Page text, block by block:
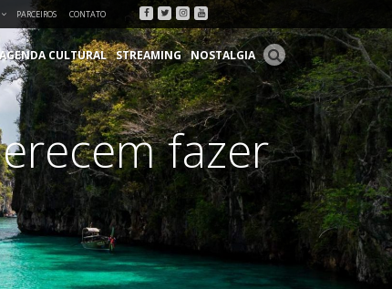
PARCEIROS CONTATO Facebook
Twitter
Instagram
Youtube
AGENDA CULTURAL STREAMING NOSTALGIA
fazer